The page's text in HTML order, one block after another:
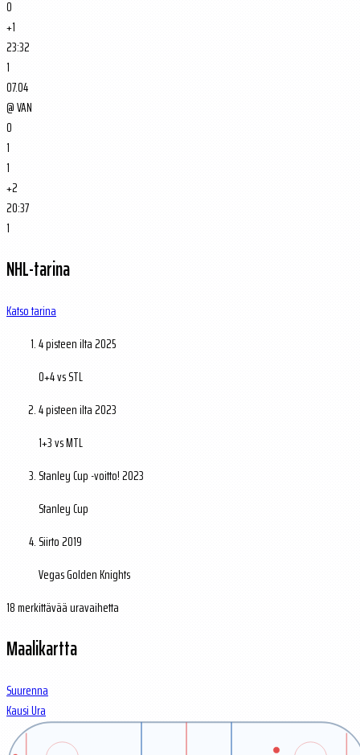
0
+1
23:32
1
07.04
@VAN
0
1
1
+2
20:37
1
NHL-tarina
Katso tarina
4 pisteen ilta2025
0+4 vs STL
4 pisteen ilta2023
1+3 vs MTL
Stanley Cup -voitto!2023
Stanley Cup
Siirto2019
Vegas Golden Knights
18 merkittävää uravaihetta
Maalikartta
Suurenna
KausiUra